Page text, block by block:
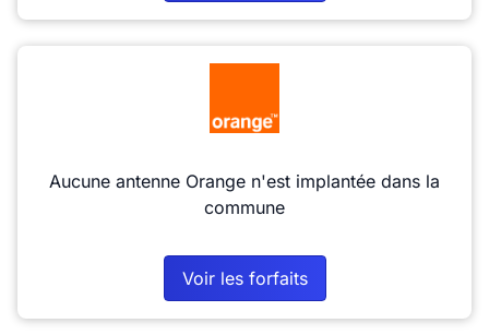
Aucune antenne Orange n'est implantée dans la
commune
Voir les forfaits